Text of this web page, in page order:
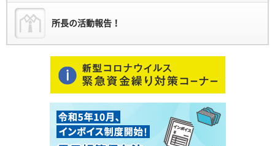
所長の活動報告！